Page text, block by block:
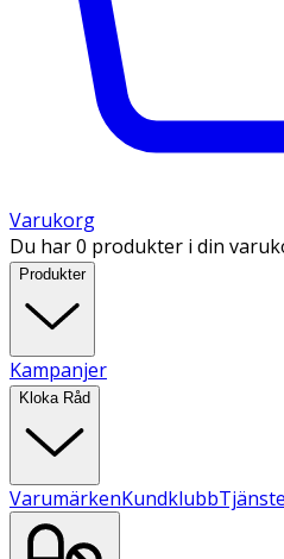
Varukorg
Du har 0 produkter i din
Produkter
Kampanjer
Kloka Råd
VarumärkenKundklubb